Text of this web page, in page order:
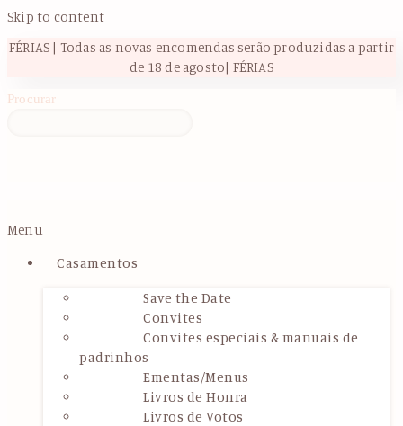
Skip to content
FÉRIAS | Todas as novas encomendas serão produzidas a partir
de 18 de agosto| FÉRIAS
Procurar
Menu
Casamentos
Save the Date
Convites
Convites especiais & manuais de
padrinhos
Ementas/Menus
Livros de Honra
Livros de Votos